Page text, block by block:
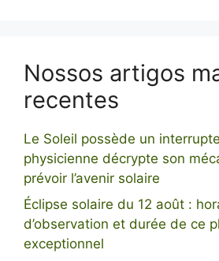
Nossos artigos
recentes
Le Soleil possède un
physicienne décrypte son
prévoir l’avenir solaire
Éclipse solaire du 12 août :
d’observation et durée de ce
exceptionnel